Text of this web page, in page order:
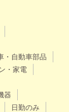
・自動車部品
・家電
器
日勤のみ